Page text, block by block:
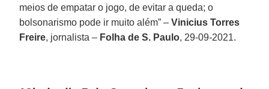
meios de empatar o jogo, de evitar a queda; o
bolsonarismo pode ir muito além” –Vinicius Torres
Freire, jornalista – Folha de S. Paulo, 29-09-2021.